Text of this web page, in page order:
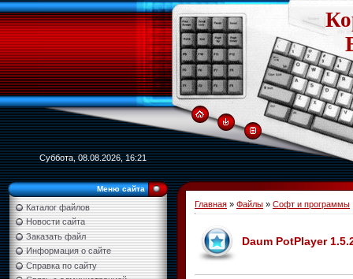
Суббота, 08.08.2026, 16:21
Меню сайта
Каталог файлов
Новости сайта
Заказать файл
Информация о сайте
Справка по сайту
Главная » Файлы » Софт и программы
Daum PotPlayer